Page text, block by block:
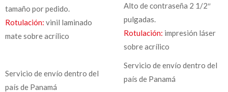
tamaño por pedido.
Rotulación: vinil laminado
mate sobre acrílico
Servicio de envío dentro del
país de Panamá
Alto de contraseña 2 1/2″
pulgadas.
Rotulación: impresión láser
sobre acrílico
Servicio de envío dentro del
país de Panamá